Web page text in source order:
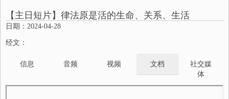
【主日短片】律法原是活的生命、关系、生活
日期：2024-04-28
经文：
信息 音频 视频 文档
社交媒
体